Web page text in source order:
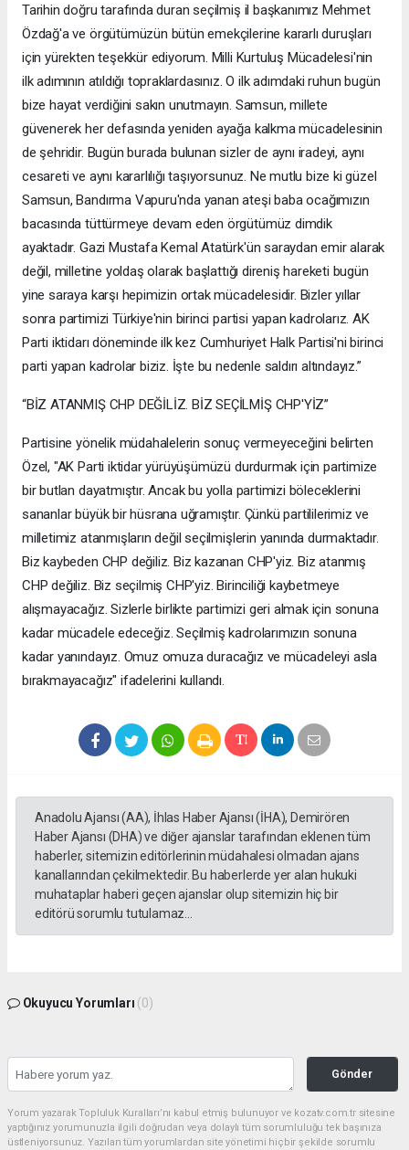
Tarihin doğru tarafında duran seçilmiş il başkanımız Mehmet
Özdağ'a ve örgütümüzün bütün emekçilerine kararlı duruşları
için yürekten teşekkür ediyorum. Milli Kurtuluş Mücadelesi'nin
ilk adımının atıldığı topraklardasınız. O ilk adımdaki ruhun bugün
bize hayat verdiğini sakın unutmayın. Samsun, millete
güvenerek her defasında yeniden ayağa kalkma mücadelesinin
de şehridir. Bugün burada bulunan sizler de aynı iradeyi, aynı
cesareti ve aynı kararlılığı taşıyorsunuz. Ne mutlu bize ki güzel
Samsun, Bandırma Vapuru'nda yanan ateşi baba ocağımızın
bacasında tüttürmeye devam eden örgütümüz dimdik
ayaktadır. Gazi Mustafa Kemal Atatürk'ün saraydan emir alarak
değil, milletine yoldaş olarak başlattığı direniş hareketi bugün
yine saraya karşı hepimizin ortak mücadelesidir. Bizler yıllar
sonra partimizi Türkiye'nin birinci partisi yapan kadrolarız. AK
Parti iktidarı döneminde ilk kez Cumhuriyet Halk Partisi'ni birinci
parti yapan kadrolar biziz. İşte bu nedenle saldırı altındayız.”
“BİZ ATANMIŞ CHP DEĞİLİZ. BİZ SEÇİLMİŞ CHP'YİZ”
Partisine yönelik müdahalelerin sonuç vermeyeceğini belirten
Özel, "AK Parti iktidar yürüyüşümüzü durdurmak için partimize
bir butlan dayatmıştır. Ancak bu yolla partimizi böleceklerini
sananlar büyük bir hüsrana uğramıştır. Çünkü partililerimiz ve
milletimiz atanmışların değil seçilmişlerin yanında durmaktadır.
Biz kaybeden CHP değiliz. Biz kazanan CHP'yiz. Biz atanmış
CHP değiliz. Biz seçilmiş CHP'yiz. Birinciliği kaybetmeye
alışmayacağız. Sizlerle birlikte partimizi geri almak için sonuna
kadar mücadele edeceğiz. Seçilmiş kadrolarımızın sonuna
kadar yanındayız. Omuz omuza duracağız ve mücadeleyi asla
bırakmayacağız" ifadelerini kullandı.
Anadolu Ajansı (AA), İhlas Haber Ajansı (İHA), Demirören
Haber Ajansı (DHA) ve diğer ajanslar tarafından eklenen tüm
haberler, sitemizin editörlerinin müdahalesi olmadan ajans
kanallarından çekilmektedir. Bu haberlerde yer alan hukuki
muhataplar haberi geçen ajanslar olup sitemizin hiç bir
editörü sorumlu tutulamaz...
Okuyucu Yorumları (0)
Gönder
Yorum yazarak Topluluk Kuralları’nı kabul etmiş bulunuyor ve kozatv.com.tr sitesine
yaptığınız yorumunuzla ilgili doğrudan veya dolaylı tüm sorumluluğu tek başınıza
üstleniyorsunuz. Yazılan tüm yorumlardan site yönetimi hiçbir şekilde sorumlu